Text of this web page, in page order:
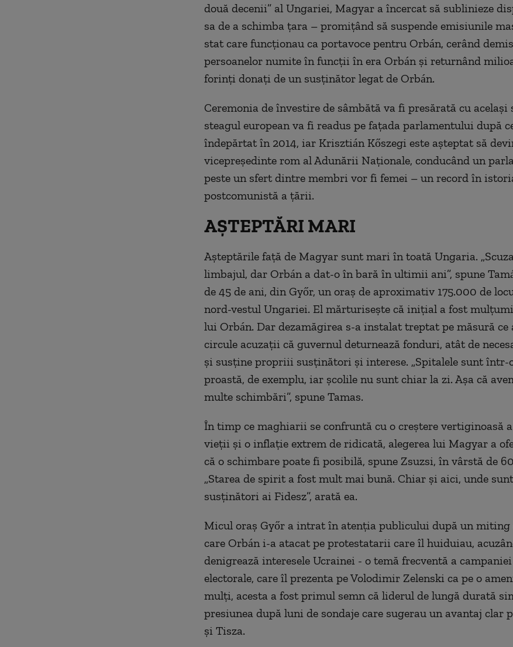
două decenii” al Ungariei, Magyar a încercat să sublinieze
sa de a schimba ţara – promiţând să suspende emisiunile
stat care funcţionau ca portavoce pentru Orbán, cerând
persoanelor numite în funcţii în era Orbán şi returnând
forinţi donaţi de un susţinător legat de Orbán.
Ceremonia de învestire de sâmbătă va fi presărată cu acelaşi
steagul european va fi readus pe faţada parlamentului după
îndepărtat în 2014, iar Krisztián Kőszegi este aşteptat să
vicepreşedinte rom al Adunării Naţionale, conducând un
peste un sfert dintre membri vor fi femei – un record în
postcomunistă a ţării.
AŞTEPTĂRI MARI
Aşteptările faţă de Magyar sunt mari în toată Ungaria.
limbajul, dar Orbán a dat-o în bară în ultimii ani”, spune
de 45 de ani, din Győr, un oraş de aproximativ 175.000 de
nord-vestul Ungariei. El mărturiseşte că iniţial a fost
lui Orbán. Dar dezamăgirea s-a instalat treptat pe măsură ce
circule acuzaţii că guvernul deturnează fonduri, atât de
şi susţine propriii susţinători şi interese. „Spitalele sunt într-
proastă, de exemplu, iar şcolile nu sunt chiar la zi. Aşa că
multe schimbări”, spune Tamas.
În timp ce maghiarii se confruntă cu o creştere vertiginoasă
vieţii şi o inflaţie extrem de ridicată, alegerea lui Magyar a
că o schimbare poate fi posibilă, spune Zsuzsi, în vârstă de
„Starea de spirit a fost mult mai bună. Chiar şi aici, unde
susţinători ai Fidesz”, arată ea.
Micul oraş Győr a intrat în atenţia publicului după un miting
care Orbán i-a atacat pe protestatarii care îl huiduiau,
denigrează interesele Ucrainei - o temă frecventă a
electorale, care îl prezenta pe Volodimir Zelenski ca pe o
mulţi, acesta a fost primul semn că liderul de lungă durată
presiunea după luni de sondaje care sugerau un avantaj clar
şi Tisza.